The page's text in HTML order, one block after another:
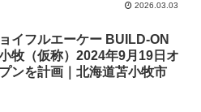
事務所、飲食店舗、美術館、自動車
2026.03.03
イフルエーケー BUILD-ON
牧（仮称）2024年9月19日オ
ンを計画｜北海道苫小牧市